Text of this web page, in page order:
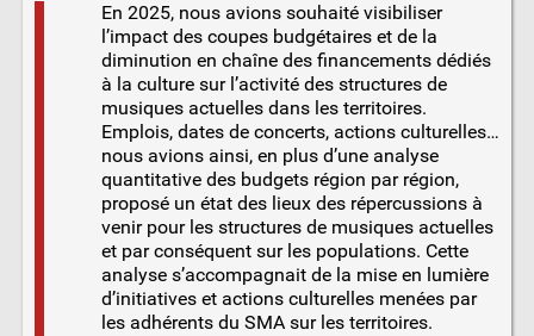
En 2025, nous avions souhaité visibiliser
l’impact des coupes budgétaires et de la
diminution en chaîne des financements dédiés
à la culture sur l’activité des structures de
musiques actuelles dans les territoires.
Emplois, dates de concerts, actions culturelles…
nous avions ainsi, en plus d’une analyse
quantitative des budgets région par région,
proposé un état des lieux des répercussions à
venir pour les structures de musiques actuelles
et par conséquent sur les populations. Cette
analyse s’accompagnait de la mise en lumière
d’initiatives et actions culturelles menées par
les adhérents du SMA sur les territoires.